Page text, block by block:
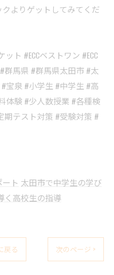
よりゲットしてみてくだ
ト #ECCベストワン #ECC
群馬県 #群馬県太田市 #太
宝泉 #小学生 #中学生 #高
体験 #少人数授業 #各種検
期テスト対策 #受験対策 #
ト 太田市で中学生の学び
く高校生の指導
戻る 次のページ >